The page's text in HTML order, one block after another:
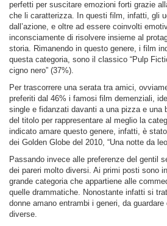
perfetti per suscitare emozioni forti grazie
che li caratterizza. In questi film, infatti, gli
dall’azione, e oltre ad essere coinvolti
inconsciamente di risolvere insieme al
storia. Rimanendo in questo genere, i film
questa categoria, sono il classico “Pulp
cigno nero” (37%).
Per trascorrere una serata tra amici,
preferiti dal 46% i famosi film demenziali,
single e fidanzati davanti a una pizza e una
del titolo per rappresentare al meglio la
indicato amare questo genere, infatti, è
dei Golden Globe del 2010, “Una notte da
Passando invece alle preferenze del gentil
dei pareri molto diversi. Ai primi posti sono
grande categoria che appartiene alle
quelle drammatiche. Nonostante infatti si
donne amano entrambi i generi, da
diverse.